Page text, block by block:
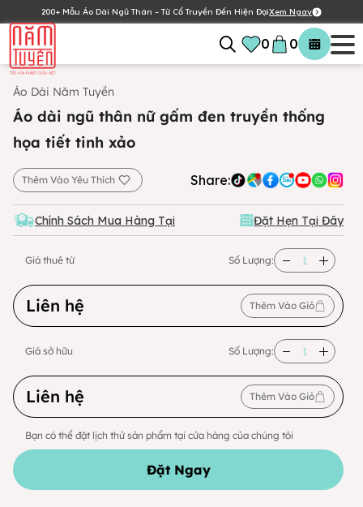
200+ Mẫu Áo Dài Ngũ Thân – Từ Cổ Truyền Đến Hiện ĐạiXem Ngay
0 0
Áo Dài Năm Tuyền
Áo dài ngũ thân nữ gấm đen truyền thống
họa tiết tinh xảo
Thêm Vào Yêu Thích Share:
Chính Sách Mua Hàng Tại Đặt Hẹn Tại Đây
Giá thuê từ Số Lượng:
Liên hệ Thêm Vào Giỏ
Giá sở hữu Số Lượng:
Liên hệ Thêm Vào Giỏ
Bạn có thể đặt lịch thử sản phẩm tại cửa hàng của chúng tôi
Đặt Ngay